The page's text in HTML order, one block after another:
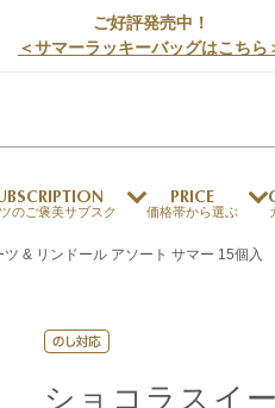
ご好評発売中！
＜サマーラッキーバッグはこちら
のご褒美サブスク
PRICE
価格帯から選ぶ
トルショコラティエ
チョ
ツ & リンドール アソート サマー 15個入
ショコラスイ